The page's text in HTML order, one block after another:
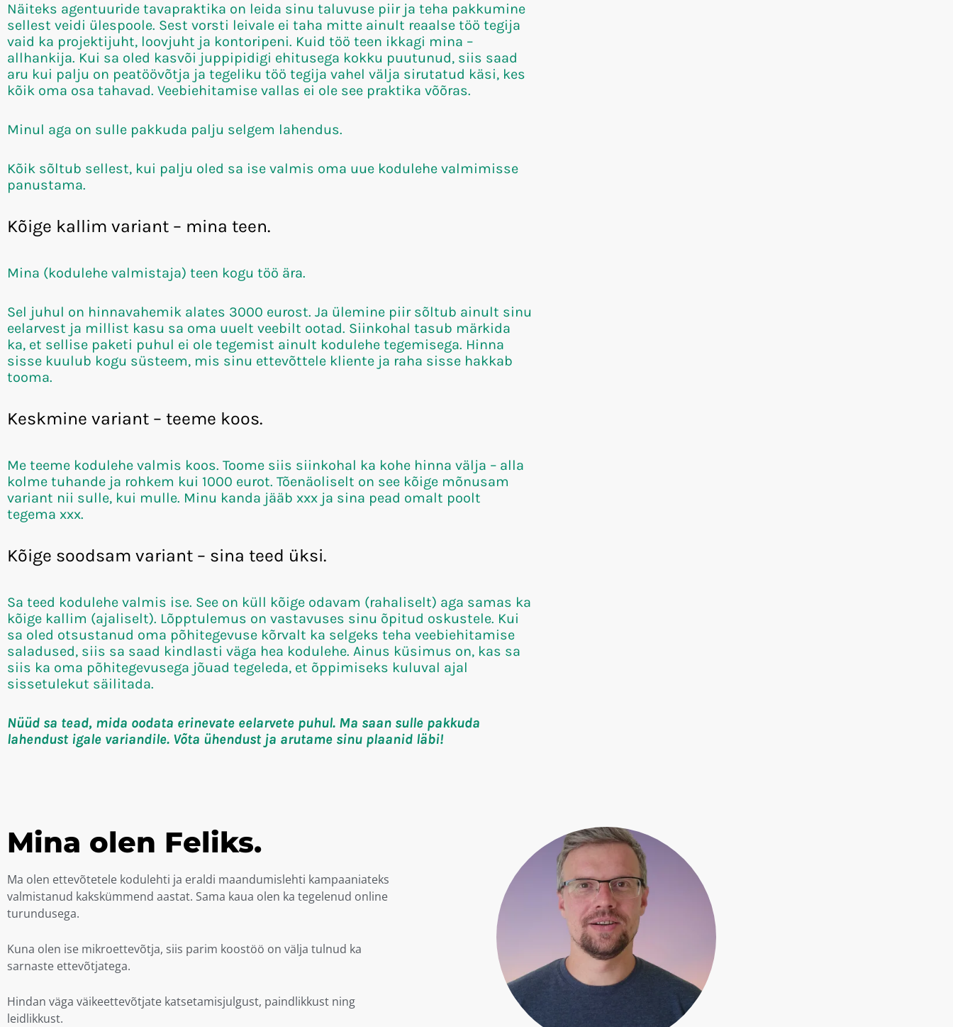
Näiteks agentuuride tavapraktika on leida sinu taluvuse piir ja teha pakkumine
sellest veidi ülespoole. Sest vorsti leivale ei taha mitte ainult reaalse töö tegija
vaid ka projektijuht, loovjuht ja kontoripeni. Kuid töö teen ikkagi mina –
allhankija. Kui sa oled kasvõi juppipidigi ehitusega kokku puutunud, siis saad
aru kui palju on peatöövõtja ja tegeliku töö tegija vahel välja sirutatud käsi, kes
kõik oma osa tahavad. Veebiehitamise vallas ei ole see praktika võõras.
Minul aga on sulle pakkuda palju selgem lahendus.
Kõik sõltub sellest, kui palju oled sa ise valmis oma uue kodulehe valmimisse
panustama.
Kõige kallim variant – mina teen.
Mina (kodulehe valmistaja) teen kogu töö ära.
Sel juhul on hinnavahemik alates 3000 eurost. Ja ülemine piir sõltub ainult sinu
eelarvest ja millist kasu sa oma uuelt veebilt ootad. Siinkohal tasub märkida
ka, et sellise paketi puhul ei ole tegemist ainult kodulehe tegemisega. Hinna
sisse kuulub kogu süsteem, mis sinu ettevõttele kliente ja raha sisse hakkab
tooma.
Keskmine variant – teeme koos.
Me teeme kodulehe valmis koos. Toome siis siinkohal ka kohe hinna välja – alla
kolme tuhande ja rohkem kui 1000 eurot. Tõenäoliselt on see kõige mõnusam
variant nii sulle, kui mulle. Minu kanda jääb xxx ja sina pead omalt poolt
tegema xxx.
Kõige soodsam variant – sina teed üksi.
Sa teed kodulehe valmis ise. See on küll kõige odavam (rahaliselt) aga samas ka
kõige kallim (ajaliselt). Lõpptulemus on vastavuses sinu õpitud oskustele. Kui
sa oled otsustanud oma põhitegevuse kõrvalt ka selgeks teha veebiehitamise
saladused, siis sa saad kindlasti väga hea kodulehe. Ainus küsimus on, kas sa
siis ka oma põhitegevusega jõuad tegeleda, et õppimiseks kuluval ajal
sissetulekut säilitada.
Nüüd sa tead, mida oodata erinevate eelarvete puhul. Ma saan sulle pakkuda
lahendust igale variandile. Võta ühendust ja arutame sinu plaanid läbi!
Mina olen Feliks.
Ma olen ettevõtetele kodulehti ja eraldi maandumislehti kampaaniateks
valmistanud kakskümmend aastat. Sama kaua olen ka tegelenud online
turundusega.
Kuna olen ise mikroettevõtja, siis parim koostöö on välja tulnud ka
sarnaste ettevõtjatega.
Hindan väga väikeettevõtjate katsetamisjulgust, paindlikkust ning
leidlikkust.